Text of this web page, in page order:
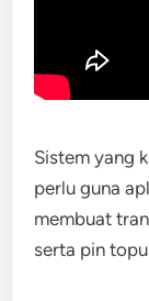
Sistem yang
perlu guna
membuat
serta pin